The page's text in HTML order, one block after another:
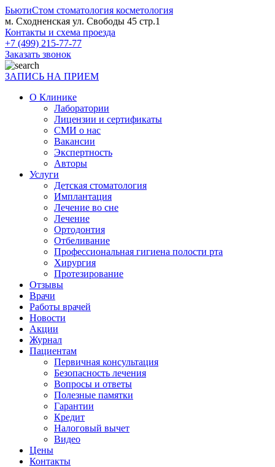
БьютиСтом стоматология косметология
м. Сходненская ул. Свободы 45 стр.1
Контакты и схема проезда
+7 (499) 215-77-77
Заказать звонок
ЗАПИСЬ НА ПРИЕМ
О Клинике
Лаборатории
Лицензии и сертификаты
СМИ о нас
Вакансии
Экспертность
Авторы
Услуги
Детская стоматология
Имплантация
Лечение во сне
Лечение
Ортодонтия
Отбеливание
Профессиональная гигиена полости рта
Хирургия
Протезирование
Отзывы
Врачи
Работы врачей
Новости
Акции
Журнал
Пациентам
Первичная консультация
Безопасность лечения
Вопросы и ответы
Полезные памятки
Гарантии
Кредит
Налоговый вычет
Видео
Цены
Контакты